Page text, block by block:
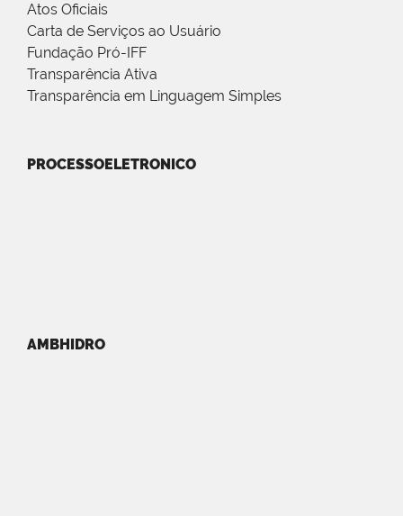
Atos Oficiais
Carta de Serviços ao Usuário
Fundação Pró-IFF
Transparência Ativa
Transparência em Linguagem Simples
PROCESSOELETRONICO
AMBHIDRO